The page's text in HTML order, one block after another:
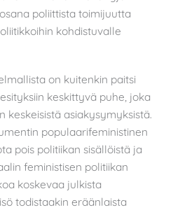
poliittista toimijuutta
kohdistuvalle
on kuitenkin paitsi
keskittyvä puhe, joka
keskeisistä asiakysymyksistä.
populaarifeministinen
pois politiikan sisällöistä ja
feministisen politiikan
koskevaa julkista
todistaakin eräänlaista